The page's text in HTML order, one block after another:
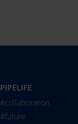
PIPELIFE
#collaboration
#future